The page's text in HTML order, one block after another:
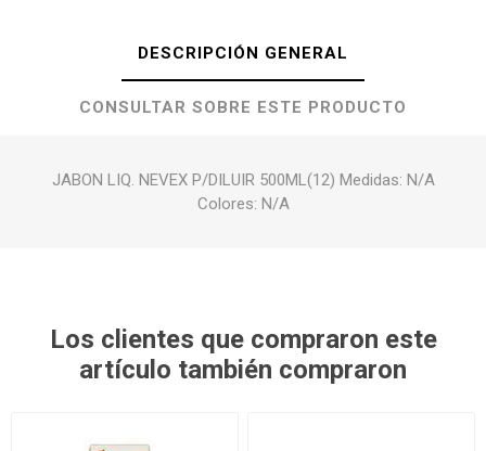
DESCRIPCIÓN GENERAL
CONSULTAR SOBRE ESTE PRODUCTO
JABON LIQ. NEVEX P/DILUIR 500ML(12) Medidas: N/A
Colores: N/A
Los clientes que compraron este
artículo también compraron